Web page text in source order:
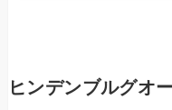
ヒンデンブルグオ